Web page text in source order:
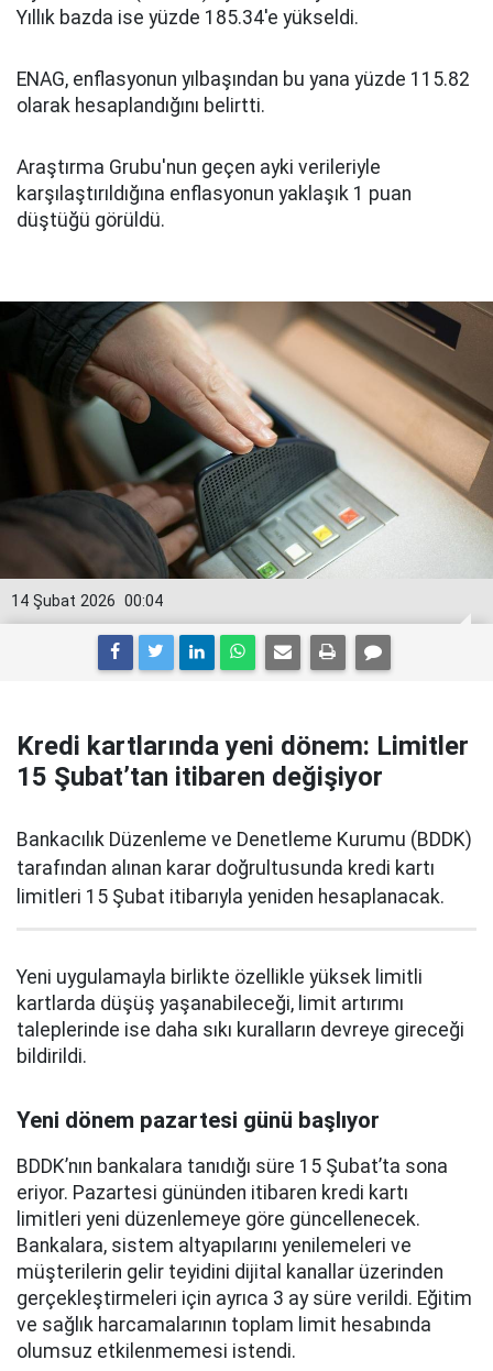
Yıllık bazda ise yüzde 185.34'e yükseldi.
ENAG, enflasyonun yılbaşından bu yana yüzde 115.82
olarak hesaplandığını belirtti.
Araştırma Grubu'nun geçen ayki verileriyle
karşılaştırıldığına enflasyonun yaklaşık 1 puan
düştüğü görüldü.
00:04
14 Şubat 2026
Kredi kartlarında yeni dönem: Limitler
15 Şubat’tan itibaren değişiyor
Bankacılık Düzenleme ve Denetleme Kurumu (BDDK)
tarafından alınan karar doğrultusunda kredi kartı
limitleri 15 Şubat itibarıyla yeniden hesaplanacak.
Yeni uygulamayla birlikte özellikle yüksek limitli
kartlarda düşüş yaşanabileceği, limit artırımı
taleplerinde ise daha sıkı kuralların devreye gireceği
bildirildi.
Yeni dönem pazartesi günü başlıyor
BDDK’nın bankalara tanıdığı süre 15 Şubat’ta sona
eriyor. Pazartesi gününden itibaren kredi kartı
limitleri yeni düzenlemeye göre güncellenecek.
Bankalara, sistem altyapılarını yenilemeleri ve
müşterilerin gelir teyidini dijital kanallar üzerinden
gerçekleştirmeleri için ayrıca 3 ay süre verildi. Eğitim
ve sağlık harcamalarının toplam limit hesabında
olumsuz etkilenmemesi istendi.